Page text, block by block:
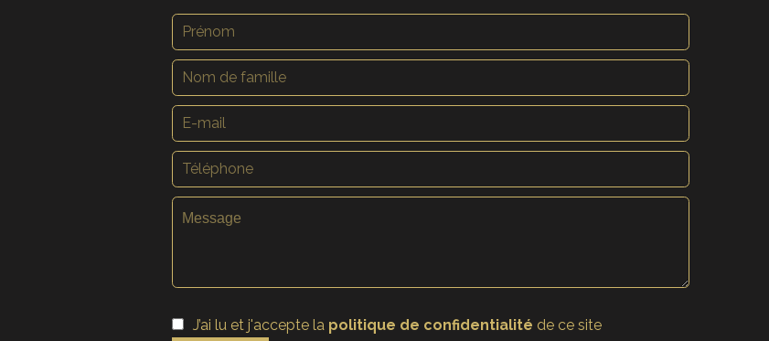
J’ai lu et j'accepte la politique de confidentialité de ce site